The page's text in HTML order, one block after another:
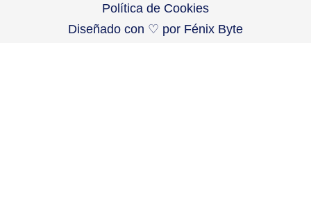
Política de Cookies
Diseñado con ♡ por Fénix Byte